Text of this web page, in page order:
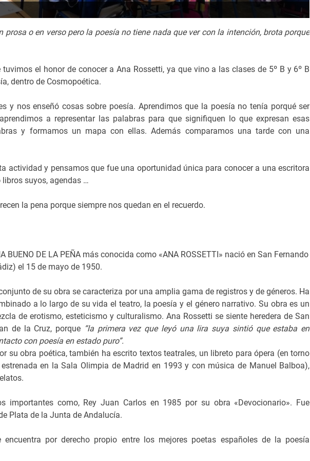
prosa o en verso pero la poesía no tiene nada que ver con la intención, brota porque
tuvimos el honor de conocer a Ana Rossetti, ya que vino a las clases de 5º B y 6º B
dentro de Cosmopoética.
y nos enseñó cosas sobre poesía. Aprendimos que la poesía no tenía porqué ser
a representar las palabras para que signifiquen lo que expresan esas
y formamos un mapa con ellas. Además comparamos una tarde con una
actividad y pensamos que fue una oportunidad única para conocer a una escritora
suyos, agendas …
la pena porque siempre nos quedan en el recuerdo.
BUENO DE LA PEÑA más conocida como «ANA ROSSETTI» nació en San Fernando
el 15 de mayo de 1950.
de su obra se caracteriza por una amplia gama de registros y de géneros. Ha
a lo largo de su vida el teatro, la poesía y el género narrativo. Su obra es un
de erotismo, esteticismo y culturalismo. Ana Rossetti se siente heredera de San
de la Cruz, porque “la primera vez que leyó una lira suya sintió que estaba en
con poesía en estado puro”.
su obra poética, también ha escrito textos teatrales, un libreto para ópera (en torno
en la Sala Olimpia de Madrid en 1993 y con música de Manuel Balboa),
importantes como, Rey Juan Carlos en 1985 por su obra «Devocionario». Fue
Plata de la Junta de Andalucía.
encuentra por derecho propio entre los mejores poetas españoles de la poesía